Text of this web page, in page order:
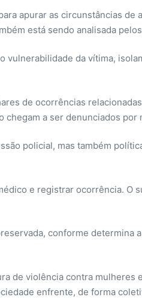
apurar as circunstâncias
está sendo analisada
da vítima,
de ocorrências
a ser denunciados por
policial, mas também
e registrar ocorrência. O
conforme determina
de violência contra mulheres
enfrente, de forma